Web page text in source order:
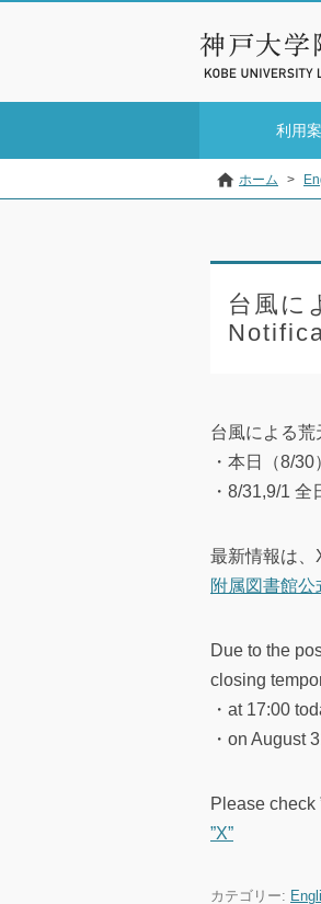
利用
ホーム >
台風に
台風による荒
・本日（8/
・8/31,9/1 全
最新情報は、
附属図書館公
Due to the
closing
・at 17:00
・on August
Please check
”X”
カテゴリー: